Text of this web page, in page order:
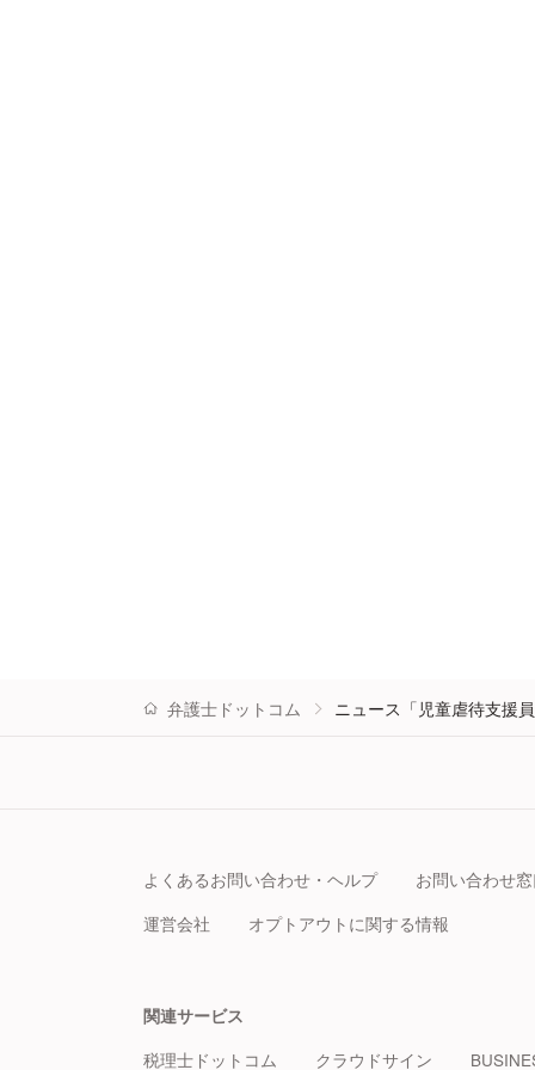
弁護士ドットコム ニュース「児童虐待支援
よくあるお問い合わせ・ヘルプ
お問い合わせ
運営会社
オプトアウトに関する情報
関連サービス
税理士ドットコム
クラウドサイン